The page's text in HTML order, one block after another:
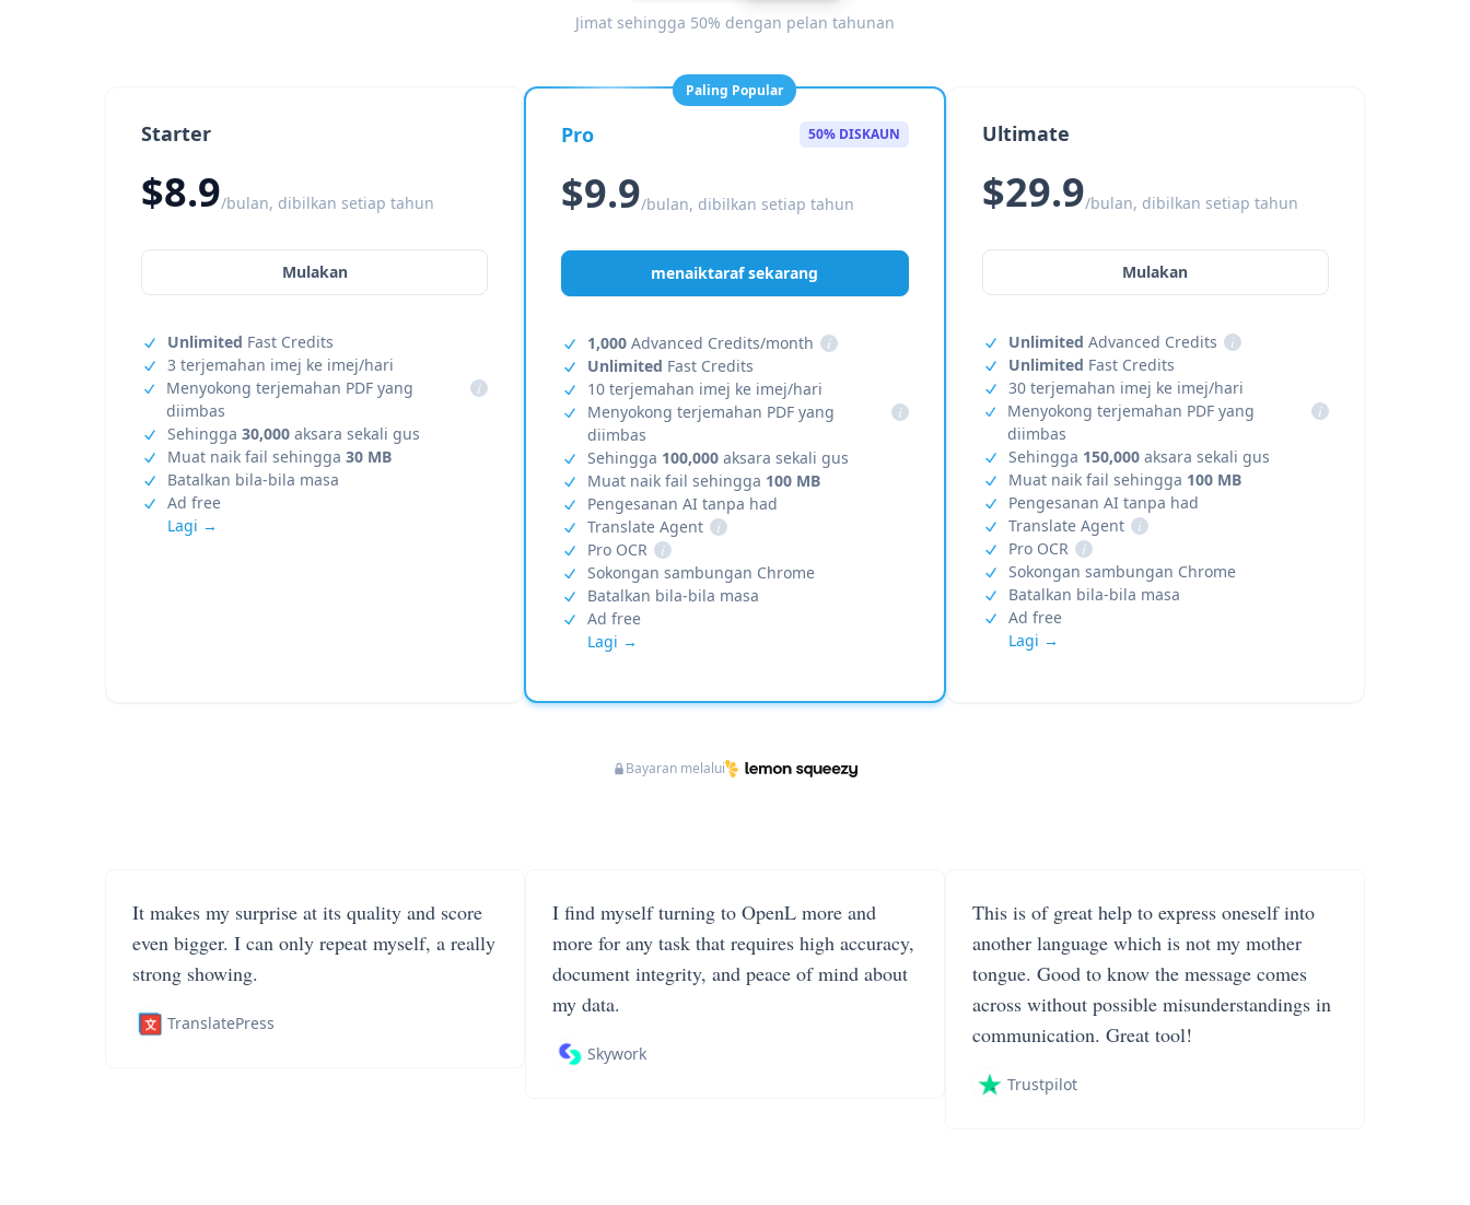
Jimat sehingga 50% dengan pelan tahunan
Starter
$8.9/bulan, dibilkan setiap tahun
Mulakan
Unlimited Fast Credits
3 terjemahan imej ke imej/hari
Menyokong terjemahan PDF yang
diimbas
i
Sehingga 30,000 aksara sekali gus
Muat naik fail sehingga 30 MB
Batalkan bila-bila masa
Ad free
Lagi →
Paling Popular
Pro 50% DISKAUN
$9.9/bulan, dibilkan setiap tahun
menaiktaraf sekarang
1,000 Advanced Credits/month
i
Unlimited Fast Credits
10 terjemahan imej ke imej/hari
Menyokong terjemahan PDF yang
diimbas
i
Sehingga 100,000 aksara sekali gus
Muat naik fail sehingga 100 MB
Pengesanan AI tanpa had
Translate Agent
i
Pro OCR
i
Sokongan sambungan Chrome
Batalkan bila-bila masa
Ad free
Lagi →
Ultimate
$29.9/bulan, dibilkan setiap tahun
Mulakan
Unlimited Advanced Credits
i
Unlimited Fast Credits
30 terjemahan imej ke imej/hari
Menyokong terjemahan PDF yang
diimbas
i
Sehingga 150,000aksara sekali gus
Muat naik fail sehingga 100 MB
Pengesanan AI tanpa had
Translate Agent
i
Pro OCR
i
Sokongan sambungan Chrome
Batalkan bila-bila masa
Ad free
Lagi →
Bayaran melalui
It makes my surprise at its quality and score
even bigger. I can only repeat myself, a really
strong showing.
TranslatePress
I find myself turning to OpenL more and
more for any task that requires high accuracy,
document integrity, and peace of mind about
my data.
Skywork
This is of great help to express oneself into
another language which is not my mother
tongue. Good to know the message comes
across without possible misunderstandings in
communication. Great tool!
Trustpilot